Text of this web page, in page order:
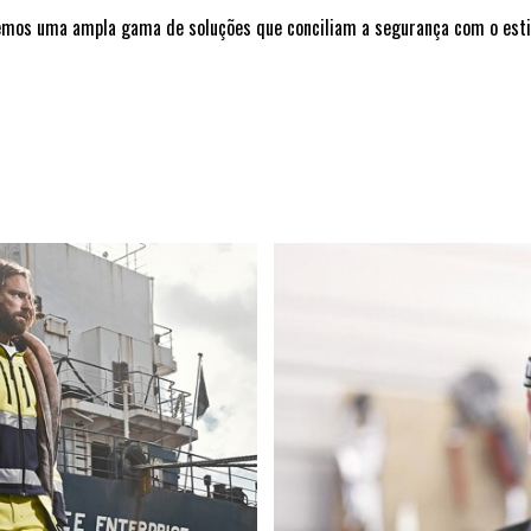
uma ampla gama de soluções que conciliam a segurança com o